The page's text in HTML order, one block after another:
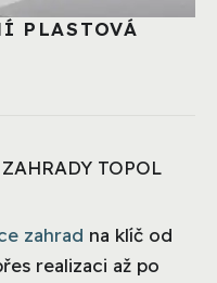
PLASTOVÁ
TOPOL
zahrad na klíč od
realizaci až po